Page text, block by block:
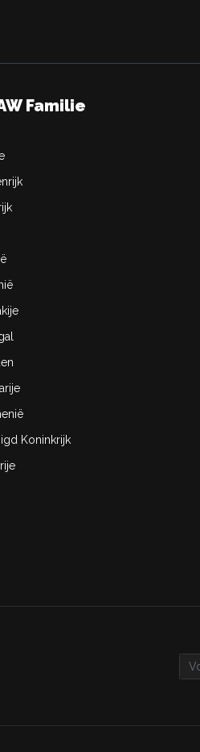
Familie
Koninkrijk